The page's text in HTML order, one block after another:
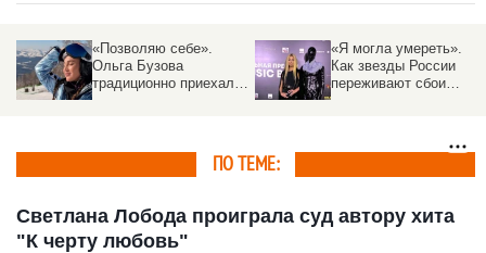
«Позволяю себе».
Ольга Бузова
традиционно приехала
«Я могла умереть».
Как звезды России
переживают сбои
ПО ТЕМЕ:
Светлана Лобода проиграла суд автору хита
"К черту любовь"